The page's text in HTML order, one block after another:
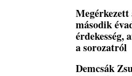
Megérkezett
második
érdekesség,
a sorozatról
Demcsák